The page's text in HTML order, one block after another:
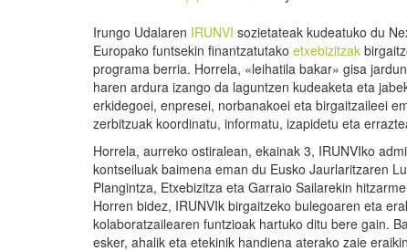
Irungo Udalaren IRUNVI sozietateak kudeatuko du
Europako funtsekin finantzatutako etxebizitzak
programa berria. Horrela, «leihatila bakar» gisa
haren ardura izango da laguntzen kudeaketa eta
erkidegoei, enpresei, norbanakoei eta birgaitzaileei
zerbitzuak koordinatu, informatu, izapidetu eta
Horrela, aurreko ostiralean, ekainak 3, IRUNVIko
kontseiluak baimena eman du Eusko Jaurlaritzaren
Plangintza, Etxebizitza eta Garraio Sailarekin
Horren bidez, IRUNVIk birgaitzeko bulegoaren eta
kolaboratzailearen funtzioak hartuko ditu bere gain.
esker, ahalik eta etekinik handiena aterako zaie